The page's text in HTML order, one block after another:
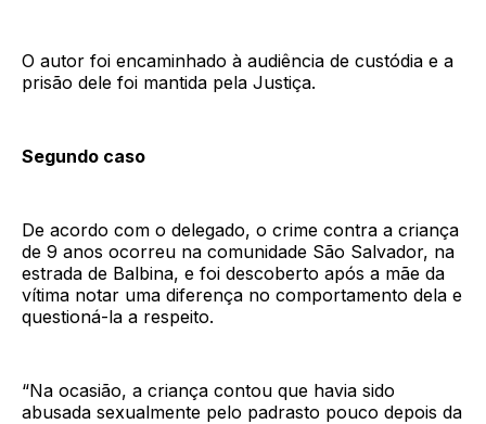
O autor foi encaminhado à audiência de custódia e a
prisão dele foi mantida pela Justiça.
Segundo caso
De acordo com o delegado, o crime contra a criança
de 9 anos ocorreu na comunidade São Salvador, na
estrada de Balbina, e foi descoberto após a mãe da
vítima notar uma diferença no comportamento dela e
questioná-la a respeito.
“Na ocasião, a criança contou que havia sido
abusada sexualmente pelo padrasto pouco depois da